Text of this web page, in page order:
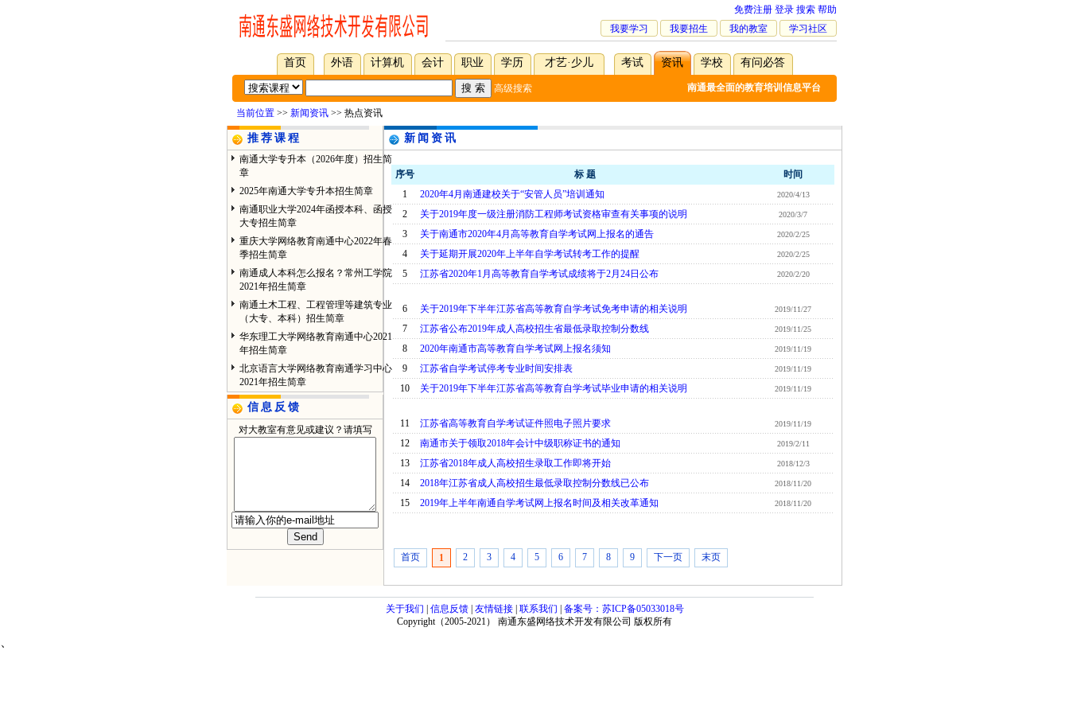
免费注册 登录 搜索 帮助
我要学习
我要招生 我的教室 学习社区
首页 外语 计算机 会计 职业 学历 才艺·少儿 考试 资讯 学校 有问必答
高级搜索 南通最全面的教育培训信息平台
当前位置 >> 新闻资讯 >> 热点资讯
推荐课程
南通大学专升本（2026年度）招生简
章
2025年南通大学专升本招生简章
南通职业大学2024年函授本科、函授
大专招生简章
重庆大学网络教育南通中心2022年春
季招生简章
南通成人本科怎么报名？常州工学院
2021年招生简章
南通土木工程、工程管理等建筑专业
（大专、本科）招生简章
华东理工大学网络教育南通中心2021
年招生简章
北京语言大学网络教育南通学习中心
2021年招生简章
信息反馈
对大教室有意见或建议？请填写
新闻资讯
序号 标 题
时间
1
2020年4月南通建校关于“安管人员”培训通知 2020/4/13
2 关于2019年度一级注册消防工程师考试资格审查有关事项的说明 2020/3/7
3 关于南通市2020年4月高等教育自学考试网上报名的通告 2020/2/25
4 关于延期开展2020年上半年自学考试转考工作的提醒 2020/2/25
5 江苏省2020年1月高等教育自学考试成绩将于2月24日公布 2020/2/20
6 关于2019年下半年江苏省高等教育自学考试免考申请的相关说明 2019/11/27
7 江苏省公布2019年成人高校招生省最低录取控制分数线 2019/11/25
8 2020年南通市高等教育自学考试网上报名须知 2019/11/19
9 江苏省自学考试停考专业时间安排表 2019/11/19
10 关于2019年下半年江苏省高等教育自学考试毕业申请的相关说明 2019/11/19
11 江苏省高等教育自学考试证件照电子照片要求 2019/11/19
12 南通市关于领取2018年会计中级职称证书的通知 2019/2/11
13 江苏省2018年成人高校招生录取工作即将开始 2018/12/3
14 2018年江苏省成人高校招生最低录取控制分数线已公布 2018/11/20
15 2019年上半年南通自学考试网上报名时间及相关改革通知 2018/11/20
首页 1 2 3 4 5 6 7 8 9 下一页 末页
关于我们 信息反馈| 友情链接| 联系我们
备案号：苏ICP备05033018号
Copyright（2005-2021） 南通东盛网络技术开发有限公司 版权所有